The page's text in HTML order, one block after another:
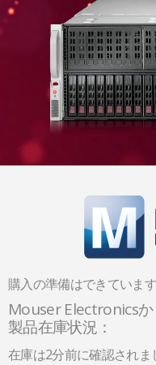
購入の準備はできていま
Mouser Electronics
製品在庫状況：
在庫は2分前に確認され